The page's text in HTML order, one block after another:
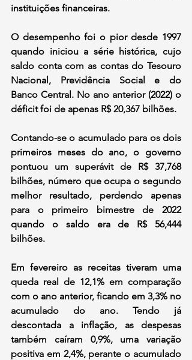
instituições financeiras.
O desempenho foi o pior desde 1997
quando iniciou a série histórica, cujo
saldo conta com as contas do Tesouro
Nacional, Previdência Social e do
Banco Central. No ano anterior (2022) o
déficit foi de apenas R$ 20,367 bilhões.
Contando-se o acumulado para os dois
primeiros meses do ano, o governo
pontuou um superávit de R$ 37,768
bilhões, número que ocupa o segundo
melhor resultado, perdendo apenas
para o primeiro bimestre de 2022
quando o saldo era de R$ 56,444
bilhões.
Em fevereiro as receitas tiveram uma
queda real de 12,1% em comparação
com o ano anterior, ficando em 3,3% no
acumulado do ano. Tendo já
descontada a inflação, as despesas
também caíram 0,9%, uma variação
positiva em 2,4%, perante o acumulado